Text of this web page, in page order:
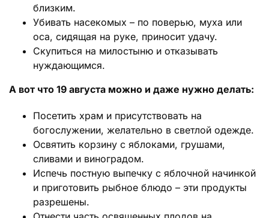
близким.
Убивать насекомых – по поверью, муха или
оса, сидящая на руке, приносит удачу.
Скупиться на милостыню и отказывать
нуждающимся.
А вот что 19 августа можно и даже нужно делать:
Посетить храм и присутствовать на
богослужении, желательно в светлой одежде.
Освятить корзину с яблоками, грушами,
сливами и виноградом.
Испечь постную выпечку с яблочной начинкой
и приготовить рыбное блюдо – эти продукты
разрешены.